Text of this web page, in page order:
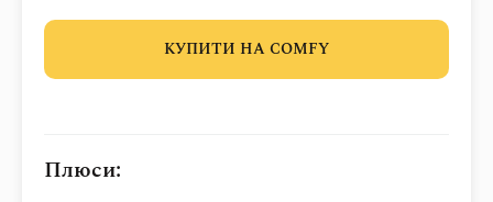
КУПИТИ НА COMFY
Плюси: